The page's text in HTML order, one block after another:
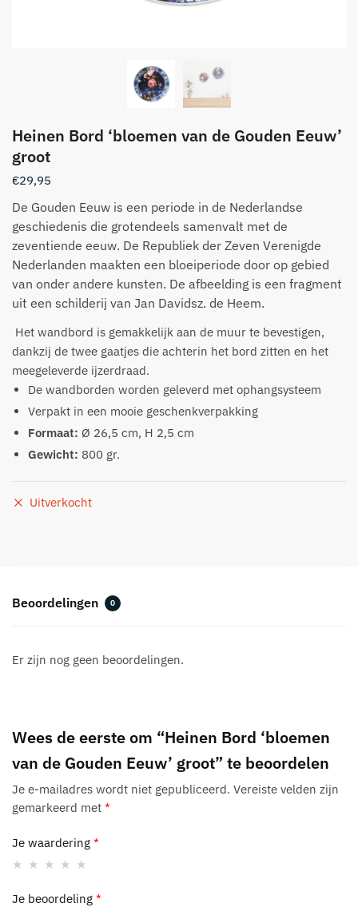
Heinen Bord ‘bloemen van de Gouden Eeuw’
groot
€29,95
De Gouden Eeuw is een periode in de Nederlandse
geschiedenis die grotendeels samenvalt met de
zeventiende eeuw. De Republiek der Zeven Verenigde
Nederlanden maakten een bloeiperiode door op gebied
van onder andere kunsten. De afbeelding is een fragment
uit een schilderij van Jan Davidsz. de Heem.
Het wandbord is gemakkelijk aan de muur te bevestigen,
dankzij de twee gaatjes die achterin het bord zitten en het
meegeleverde ijzerdraad.
De wandborden worden geleverd met ophangsysteem
Verpakt in een mooie geschenkverpakking
Formaat: Ø 26,5 cm, H 2,5 cm
Gewicht: 800 gr.
Uitverkocht
Beoordelingen 0
Er zijn nog geen beoordelingen.
Wees de eerste om “Heinen Bord ‘bloemen
van de Gouden Eeuw’ groot” te beoordelen
Je e-mailadres wordt niet gepubliceerd. Vereiste velden zijn
gemarkeerd met *
Je waardering *
Je beoordeling *